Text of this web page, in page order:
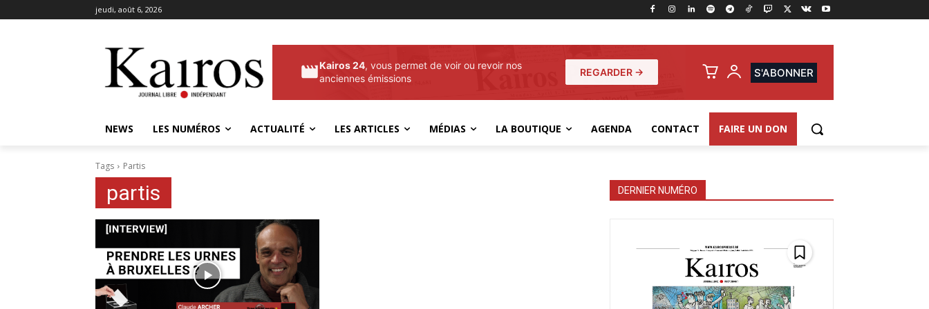
jeudi, août 6, 2026
Kairos 24, vous permet de voir ou revoir nos
anciennes émissions
REGARDER → S'ABONNER
NEWS LES NUMÉROS ACTUALITÉ LES ARTICLES MÉDIAS LA BOUTIQUE AGENDA CONTACT FAIRE UN DON
Tags Partis
partis DERNIER NUMÉRO